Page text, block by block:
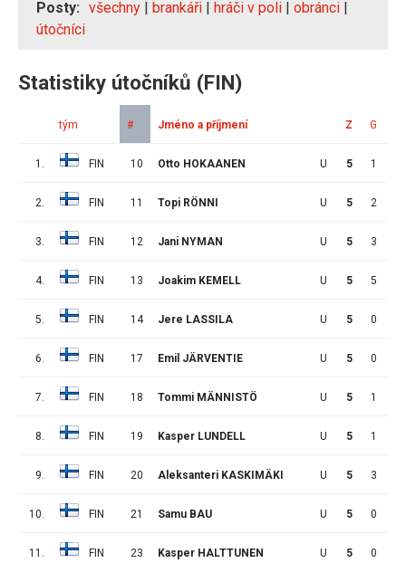
Posty: všechny | brankáři | hráči v poli | obránci |
útočníci
Statistiky útočníků (FIN)
tým # Jméno a příjmení Z G
1. FIN 10 Otto HOKAANEN U 5 1
2. FIN 11 Topi RÖNNI U 5 2
3. FIN 12 Jani NYMAN U 5 3
4. FIN 13 Joakim KEMELL U 5 5
5. FIN 14 Jere LASSILA U 5 0
6. FIN 17 Emil JÄRVENTIE U 5 0
7. FIN 18 Tommi MÄNNISTÖ U 5 1
8. FIN 19 Kasper LUNDELL U 5 1
9. FIN 20 Aleksanteri KASKIMÄKI U 5 3
10. FIN 21 Samu BAU U 5 0
11. FIN 23 Kasper HALTTUNEN U 5 0